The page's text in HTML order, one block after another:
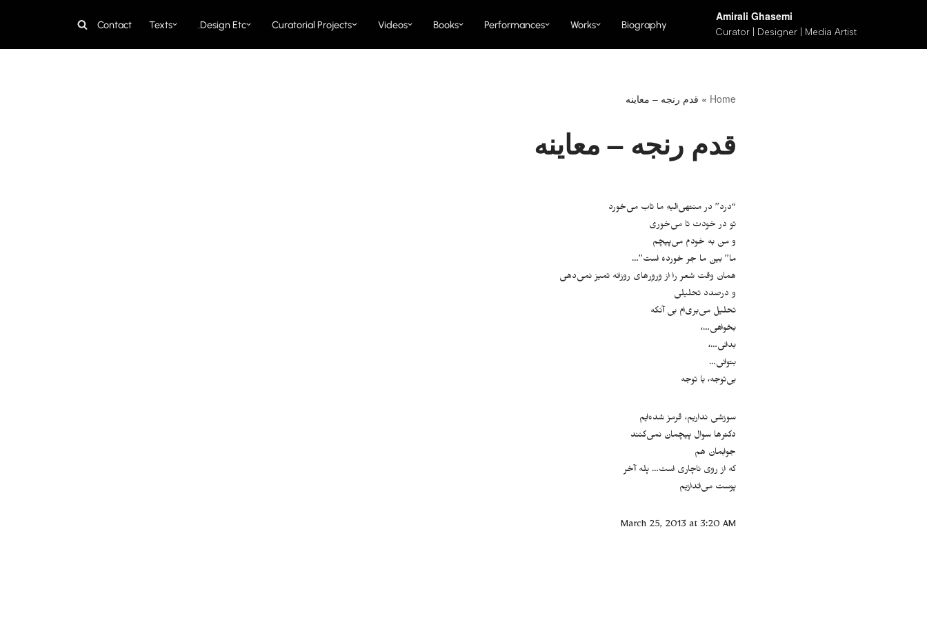
Amirali Ghasemi
Curator | Designer | Media Artist
Biography
Works
Performances
Books
Videos
Curatorial Projects
Design Etc.
Texts
Contact
Home
» قدم رنجه – معاینه
قدم رنجه – معاینه
“درد” در منتهی‌الیهِ ما تاب می‌خورد
تو در خودت تا می‌خوری
و من به خودم می‌پیچم
ما” بین ما جر خورده است”…
همان وقت شعر را از وِروِر‌های روزانه تمیز نمی‌دهی
و درصدد تحلیلی
تحلیل می‌بری‌ام بی آنکه
بخواهی…،
بدانی…،
بتوانی…
بی‌توجه، با توجه
سوزشی نداریم، قرمز شده‌ایم
دکتر‌ها سوال پیچمان نمی‌کنند
جوابمان هم
که از روی ناچاری است… پله آخر
پوست می‌اندازیم
March 25, 2013 at 3:20 AM